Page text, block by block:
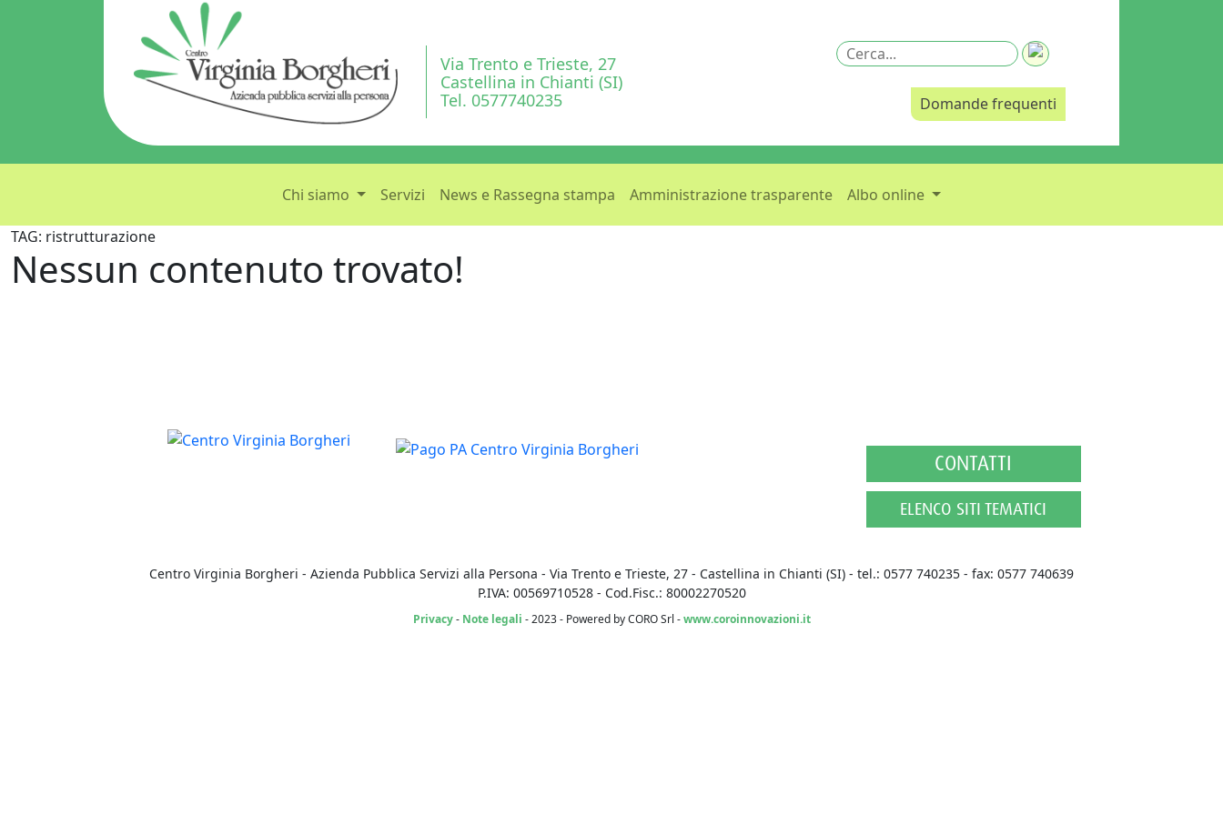
Via Trento e Trieste, 27
Castellina in Chianti (SI)
Tel. 0577740235
Domande frequenti
Chi siamo Servizi News e Rassegna stampa Amministrazione trasparente Albo online
TAG: ristrutturazione
Nessun contenuto trovato!
CONTATTI
ELENCO SITI TEMATICI
Centro Virginia Borgheri - Azienda Pubblica Servizi alla Persona - Via Trento e Trieste, 27 - Castellina in Chianti (SI) - tel.: 0577 740235 - fax: 0577 740639
P.IVA: 00569710528 - Cod.Fisc.: 80002270520
Privacy- Note legali -2023 - Powered by CORO Srl -www.coroinnovazioni.it